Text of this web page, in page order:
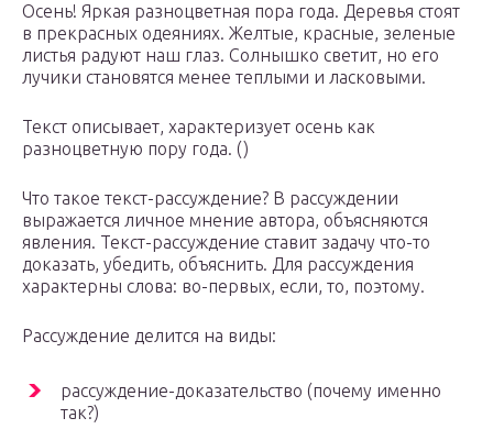
Осень! Яркая разноцветная пора года. Деревья стоят
в прекрасных одеяниях. Желтые, красные, зеленые
листья радуют наш глаз. Солнышко светит, но его
лучики становятся менее теплыми и ласковыми.
Текст описывает, характеризует осень как
разноцветную пору года. ()
Что такое текст-рассуждение? В рассуждении
выражается личное мнение автора, объясняются
явления. Текст-рассуждение ставит задачу что-то
доказать, убедить, объяснить. Для рассуждения
характерны слова: во-первых, если, то, поэтому.
Рассуждение делится на виды:
рассуждение-доказательство (почему именно
так?)